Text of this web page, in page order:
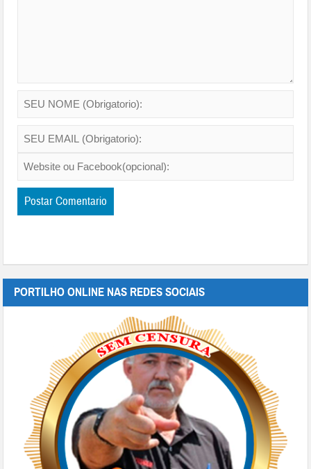
PORTILHO ONLINE NAS REDES SOCIAIS